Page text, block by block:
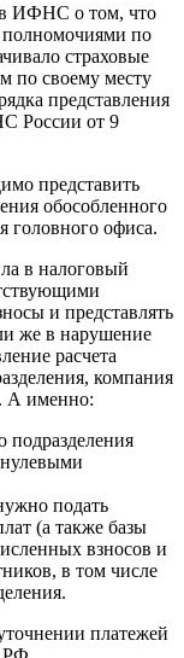
в ИФНС о том, что
полномочиями по
страховые
по своему месту
представления
России от 9
представить
обособленного
головного офиса.
в налоговый
и представлять
же в нарушение
расчета
компания
А именно:
подразделения
подать
(а также базы
взносов и
в том числе
платежей